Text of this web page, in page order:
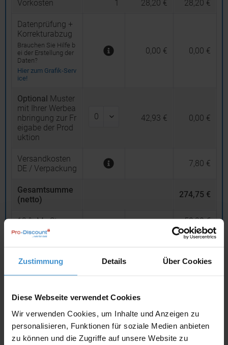
Zustimmung Details Über Cookies
Diese Webseite verwendet Cookies
Wir verwenden Cookies, um Inhalte und Anzeigen zu
personalisieren, Funktionen für soziale Medien anbieten
zu können und die Zugriffe auf unsere Website zu
Vorkosten 1 28,20 € 28,20 €
Datenprüfung +
Korrekturabzug
Brauchen Sie Hilfe b
ei der Erstellung der
Daten?
Hier zum Grafik-Serv
ice!
0,00 € 0,00 €
Optional Muster
mit Ihrer Werbea
nbringung zur Fr
eigabe der Prod
uktion
42,93 € 0,00 €
Versandkosten
DE / Verpackung
7,80 €
Gesamtsumme
(netto)
274,75 €
19% MwSt. 52,20 €
inklusive 19 % MwS
326,95 €
netto Privatkunden brutto
In den Warenkorb